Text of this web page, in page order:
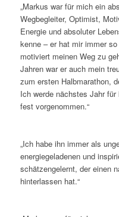
„Markus war für mich ein
Wegbegleiter, Optimist,
Energie und absoluter
kenne – er hat mir immer
motiviert meinen Weg zu
Jahren war er auch mein
zum ersten Halbmarathon,
Ich werde nächstes Jahr
fest vorgenommen.“
„Ich habe ihn immer als
energiegeladenen und
schätzengelernt, der einen
hinterlassen hat.“